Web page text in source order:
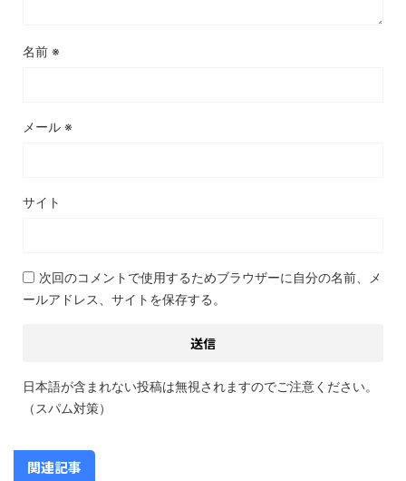
名前 ※
メール ※
サイト
次回のコメントで使用するためブラウザーに自分の名前、メ
ールアドレス、サイトを保存する。
日本語が含まれない投稿は無視されますのでご注意ください。
（スパム対策）
関連記事